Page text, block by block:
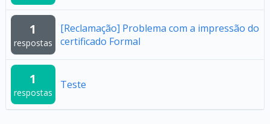
1
respostas
[Reclamação] Problema com a impressão do
certificado Formal
1
respostas
Teste